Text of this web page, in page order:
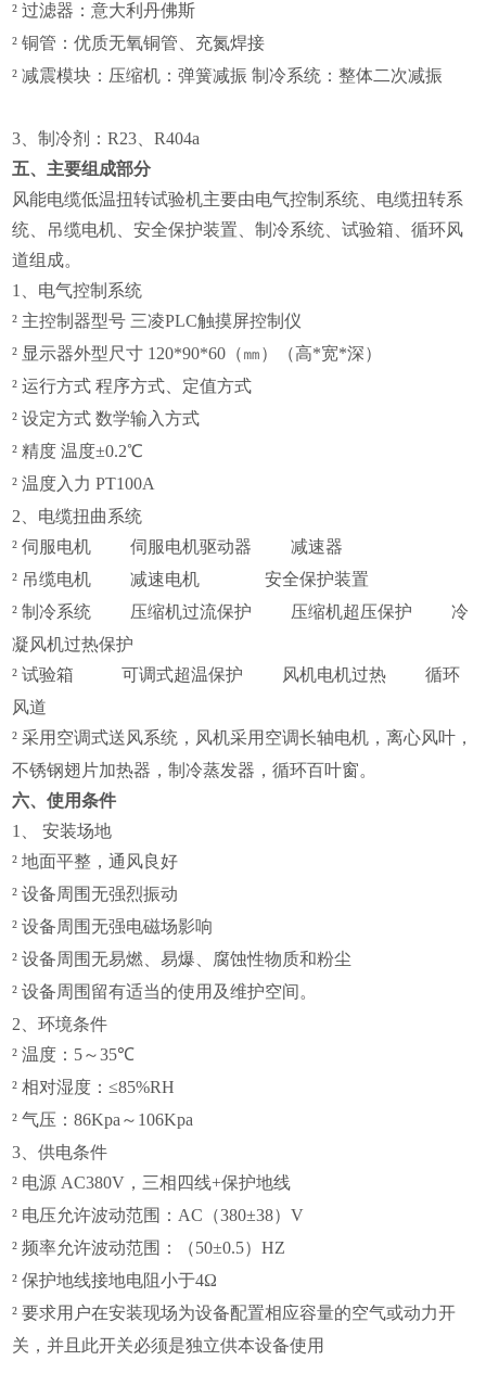
² 过滤器：意大利丹佛斯
² 铜管：优质无氧铜管、充氮焊接
² 减震模块：压缩机：弹簧减振 制冷系统：整体二次减振
3 、制冷剂：R23 、R404a
五、主要组成部分
风能电缆低温扭转试验机主要由电气控制系统、电缆扭转系
统、吊缆电机、安全保护装置、制冷系统、试验箱、循环风
道组成。
1、 电气控制系统
² 主控制器型号 三凌PLC触摸屏控制仪
² 显示器外型尺寸 120*90*60（㎜）（高*宽*深）
² 运行方式 程序方式、定值方式
² 设定方式 数学输入方式
² 精度 温度±0.2℃
² 温度入力 PT100A
2 、电缆扭曲系统
² 伺服电机 伺服电机驱动器 减速器
² 吊缆电机 减速电机 安全保护装置
² 制冷系统 压缩机过流保护 压缩机超压保护 冷
凝风机过热保护
² 试验箱 可调式超温保护 风机电机过热循环
风道
² 采用空调式送风系统，风机采用空调长轴电机，离心风叶，
不锈钢翅片加热器，制冷蒸发器，循环百叶窗。
六、使用条件
1
、 安装场地
² 地面平整，通风良好
² 设备周围无强烈振动
² 设备周围无强电磁场影响
² 设备周围无易燃、易爆、腐蚀性物质和粉尘
² 设备周围留有适当的使用及维护空间。
2、环境条件
² 温度：5～35℃
² 相对湿度：≤85%RH
² 气压：86Kpa～106Kpa
3、供电条件
² 电源 AC380V，三相四线+保护地线
² 电压允许波动范围：AC（380±38）V
² 频率允许波动范围：（50±0.5）HZ
² 保护地线接地电阻小于4Ω
² 要求用户在安装现场为设备配置相应容量的空气或动力开
关，并且此开关必须是独立供本设备使用